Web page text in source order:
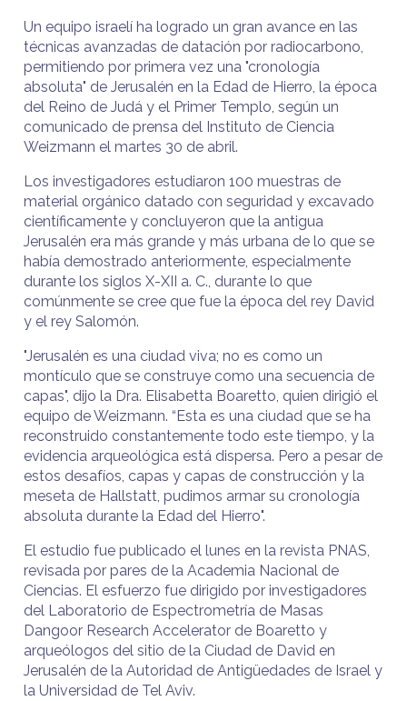
Un equipo israelí ha logrado un gran avance en las
técnicas avanzadas de datación por radiocarbono,
permitiendo por primera vez una "cronología
absoluta" de Jerusalén en la Edad de Hierro, la época
del Reino de Judá y el Primer Templo, según un
comunicado de prensa del Instituto de Ciencia
Weizmann el martes 30 de abril.
Los investigadores estudiaron 100 muestras de
material orgánico datado con seguridad y excavado
científicamente y concluyeron que la antigua
Jerusalén era más grande y más urbana de lo que se
había demostrado anteriormente, especialmente
durante los siglos X-XII a. C., durante lo que
comúnmente se cree que fue la época del rey David
y el rey Salomón.
"Jerusalén es una ciudad viva; no es como un
montículo que se construye como una secuencia de
capas", dijo la Dra. Elisabetta Boaretto, quien dirigió el
equipo de Weizmann. “Esta es una ciudad que se ha
reconstruido constantemente todo este tiempo, y la
evidencia arqueológica está dispersa. Pero a pesar de
estos desafíos, capas y capas de construcción y la
meseta de Hallstatt, pudimos armar su cronología
absoluta durante la Edad del Hierro".
El estudio fue publicado el lunes en la revista PNAS,
revisada por pares de la Academia Nacional de
Ciencias. El esfuerzo fue dirigido por investigadores
del Laboratorio de Espectrometría de Masas
Dangoor Research Accelerator de Boaretto y
arqueólogos del sitio de la Ciudad de David en
Jerusalén de la Autoridad de Antigüedades de Israel y
la Universidad de Tel Aviv.